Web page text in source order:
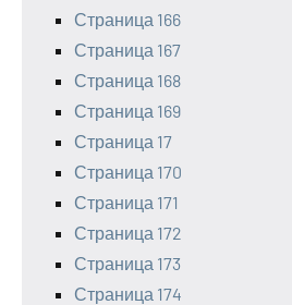
Страница 166
Страница 167
Страница 168
Страница 169
Страница 17
Страница 170
Страница 171
Страница 172
Страница 173
Страница 174